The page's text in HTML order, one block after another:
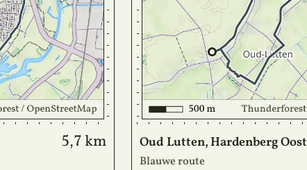
5,7 km Oud Lutten, Hardenberg Oost
Blauwe route